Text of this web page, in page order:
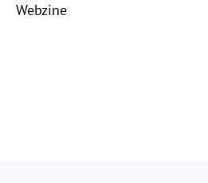
Webzine